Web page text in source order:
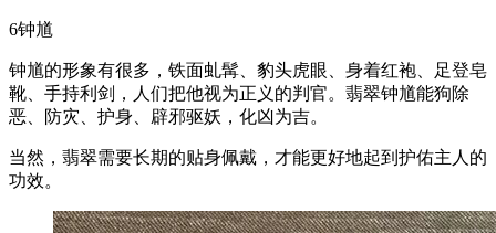
6钟馗
钟馗的形象有很多，铁面虬髯、豹头虎眼、身着红袍、足登皂
靴、手持利剑，人们把他视为正义的判官。翡翠钟馗能狗除
恶、防灾、护身、辟邪驱妖，化凶为吉。
当然，翡翠需要长期的贴身佩戴，才能更好地起到护佑主人的
功效。